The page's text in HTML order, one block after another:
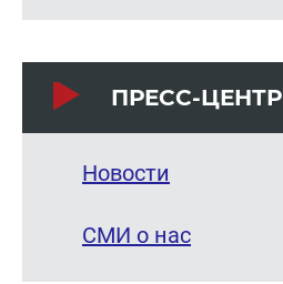
ПРЕСС-ЦЕНТР
Новости
СМИ о нас